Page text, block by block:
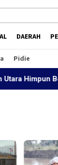
DAERAH
Pidie
Berbagai